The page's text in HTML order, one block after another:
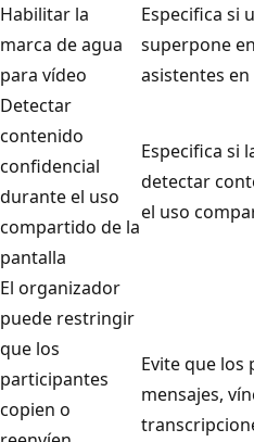
Habilitar la
marca de agua
para vídeo
Especifica si
superpone
asistentes
Detectar
contenido
confidencial
durante el uso
compartido de la
pantalla
Especifica si
detectar
el uso
El organizador
puede restringir
que los
participantes
copien o
Evite que los
mensajes,